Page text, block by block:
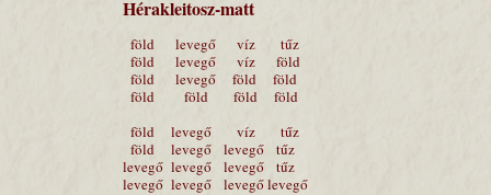
Hérakleitosz-matt
föld levegő víz tűz
föld levegő víz föld
föld levegő föld föld
föld föld föld föld
föld levegő víz tűz
föld levegő levegő tűz
levegő levegő levegő tűz
levegő levegő levegő levegő